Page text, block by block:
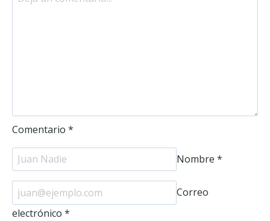
Comentario *
Nombre *
Correo
electrónico *